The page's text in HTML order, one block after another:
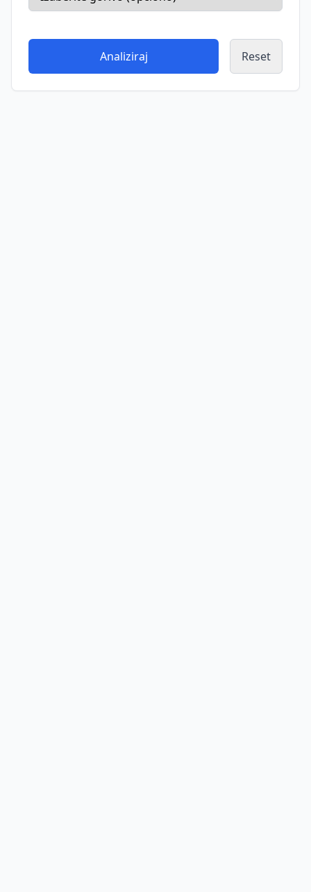
Analiziraj Reset